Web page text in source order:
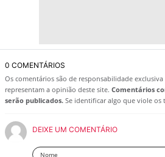
0 COMENTÁRIOS
Os comentários são de responsabilidade
representam a opinião deste site. Comentários
serão publicados. Se identificar algo que viole os
DEIXE UM COMENTÁRIO
Nome